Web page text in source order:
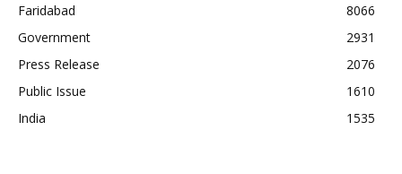
Faridabad
8066
Government
2931
Press Release
2076
Public Issue
1610
India
1535